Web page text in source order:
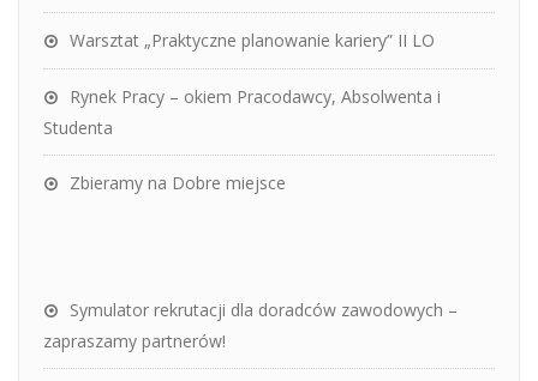
Warsztat „Praktyczne planowanie kariery” II LO
Rynek Pracy – okiem Pracodawcy, Absolwenta i
Studenta
Zbieramy na Dobre miejsce
Symulator rekrutacji dla doradców zawodowych –
zapraszamy partnerów!